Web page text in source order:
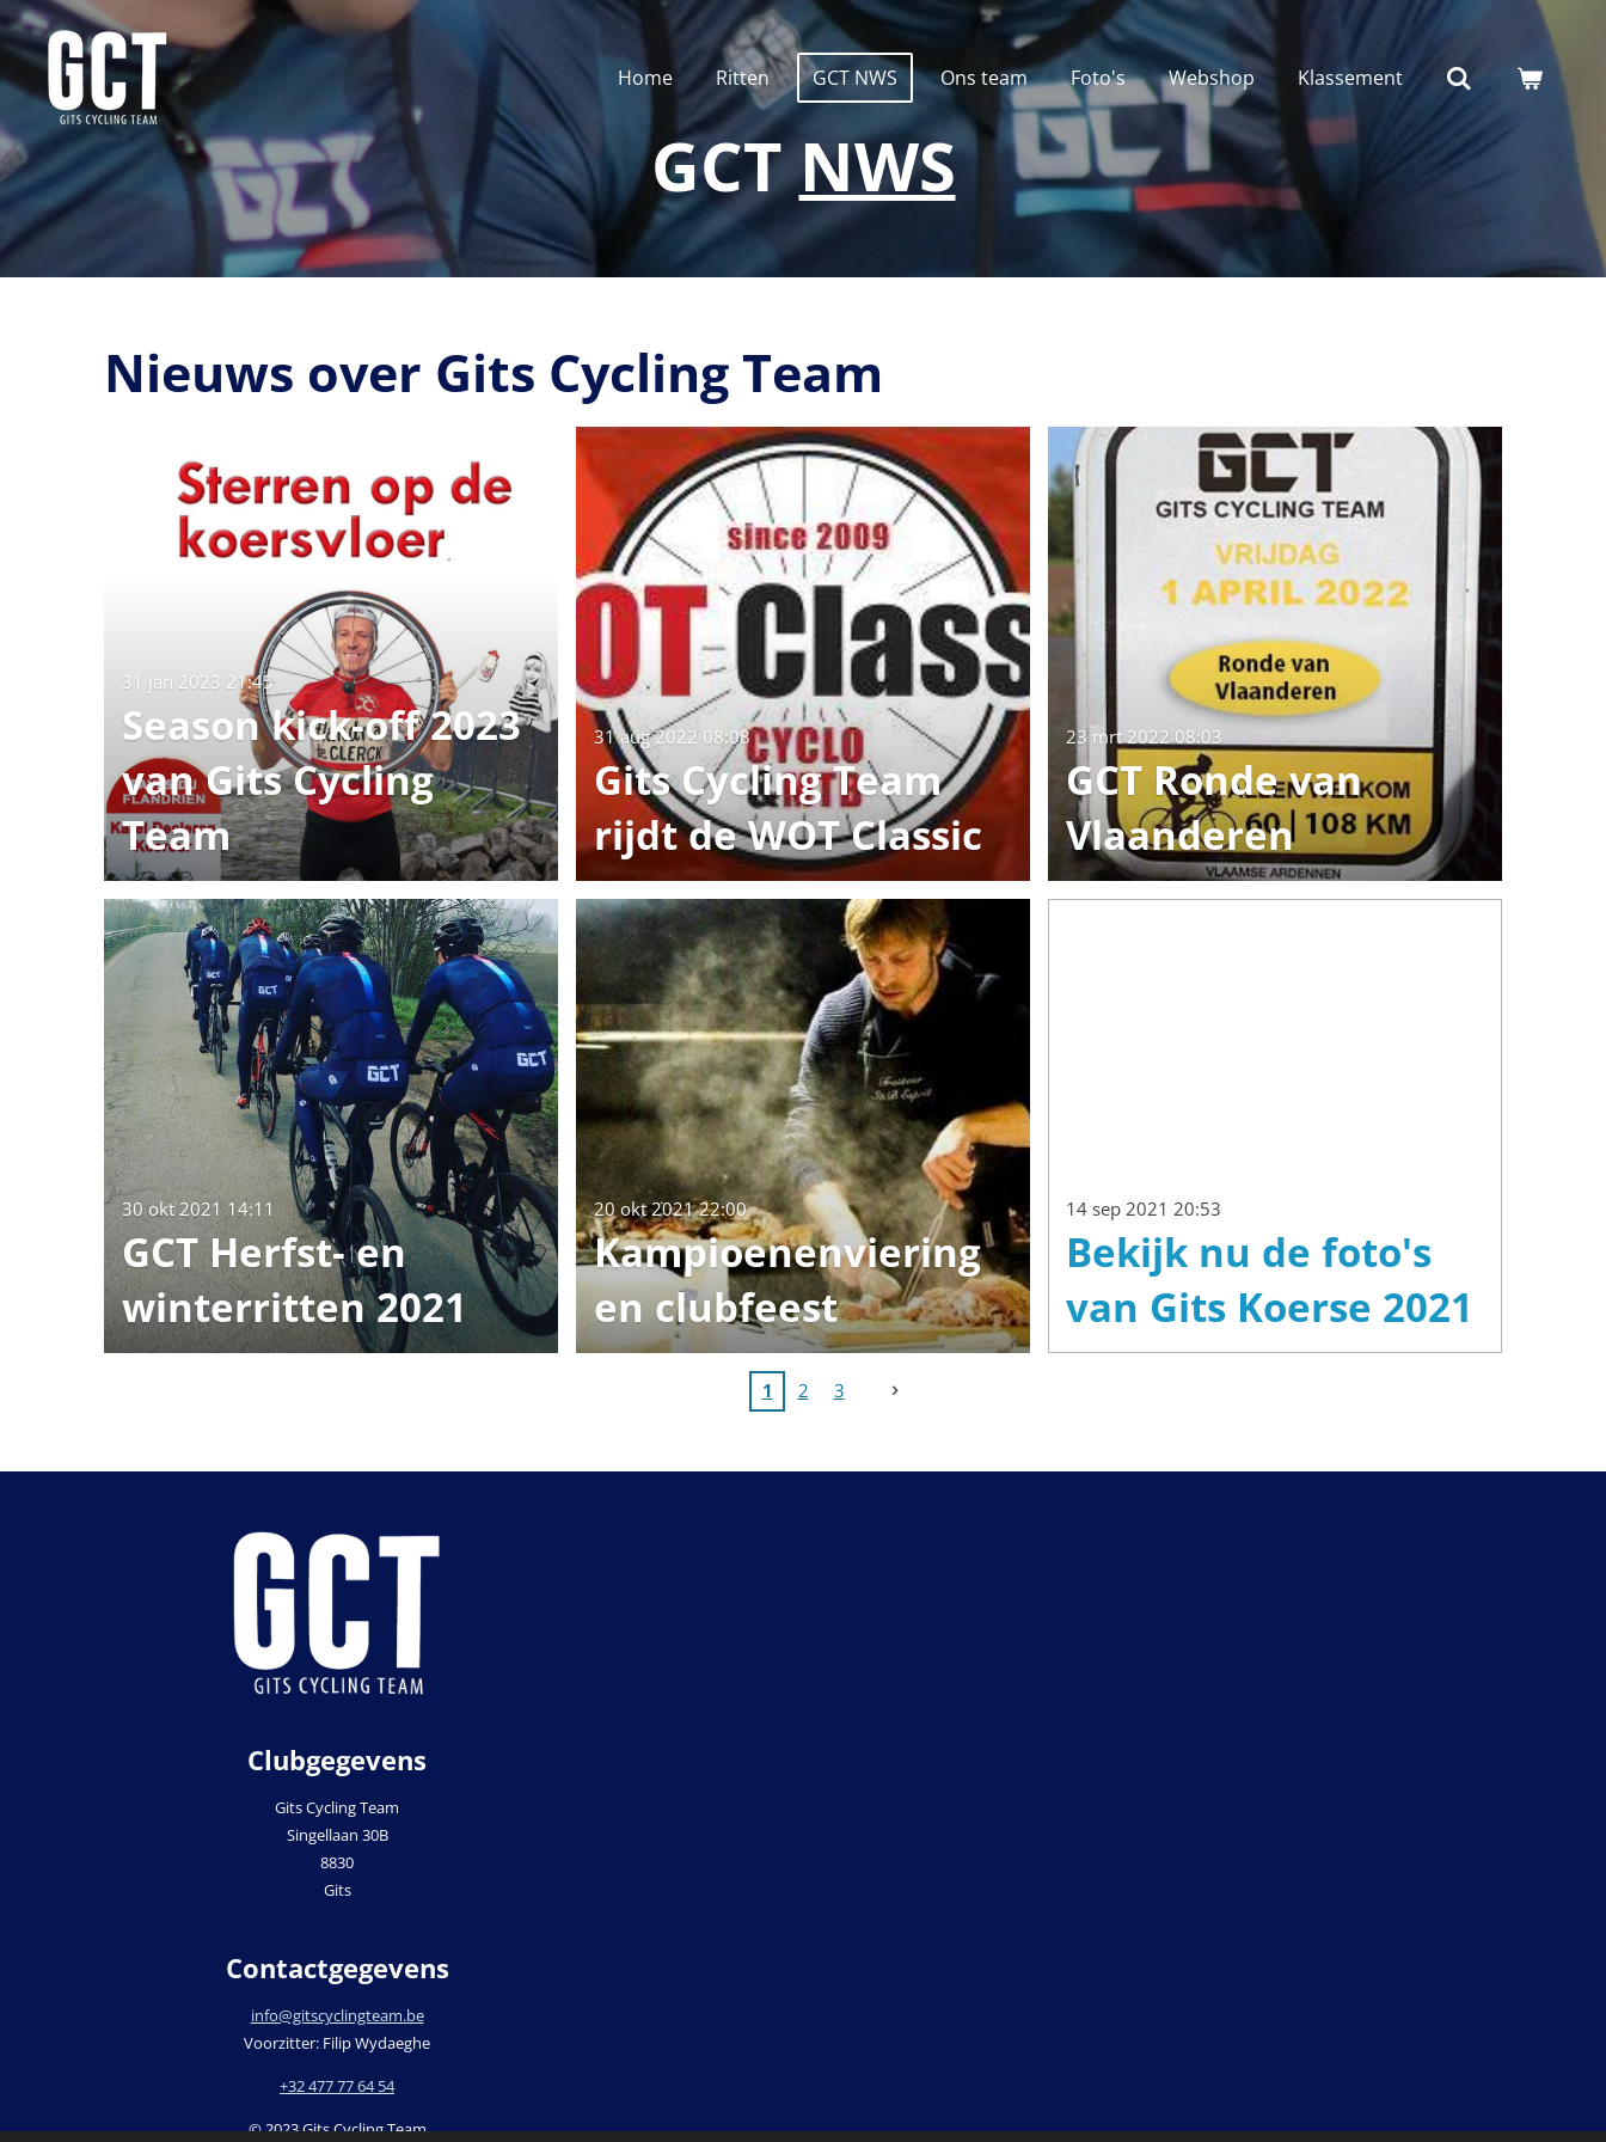
Ga
direct
naar
hoofdinhoud
Home Ritten GCT NWS Ons team Foto's Webshop Klassement
GCTNWS
Nieuws over Gits Cycling Team
Season kick-off 2023
van Gits Cycling
Team
31 jan 2023 21:45
Gits Cycling Team
rijdt de WOT Classic
31 aug 2022 08:08
GCT Ronde van
Vlaanderen
23 mrt 2022 08:03
GCT Herfst- en
winterritten 2021
30 okt 2021 14:11
Kampioenenviering
en clubfeest
20 okt 2021 22:00
Bekijk nu de foto's
van Gits Koerse 2021
14 sep 2021 20:53
1 2 3
Clubgegevens
Gits Cycling Team
Singellaan 30B
8830
Gits
Contactgegevens
info@gitscyclingteam.be
Voorzitter: Filip Wydaeghe
+32 477 77 64 54
© 2023 Gits Cycling Team